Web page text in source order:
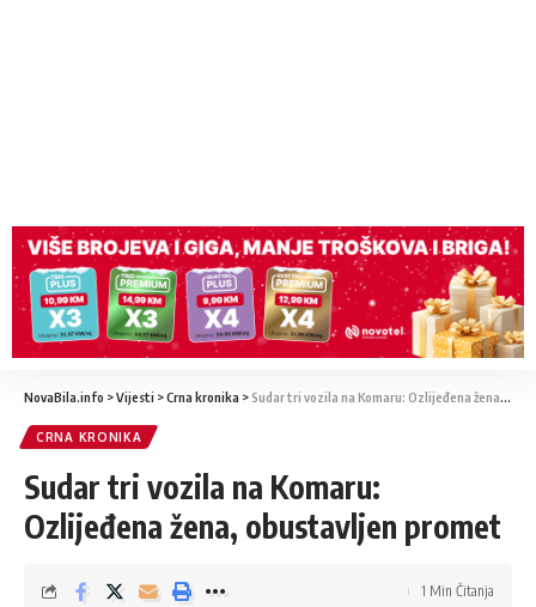
NovaBila.info >Vijesti >Crna kronika >Sudar tri vozila na Komaru: Ozlijeđena žena, obustavljen promet
CRNA KRONIKA
Sudar tri vozila na Komaru:
Ozlijeđena žena, obustavljen promet
1 Min Čitanja